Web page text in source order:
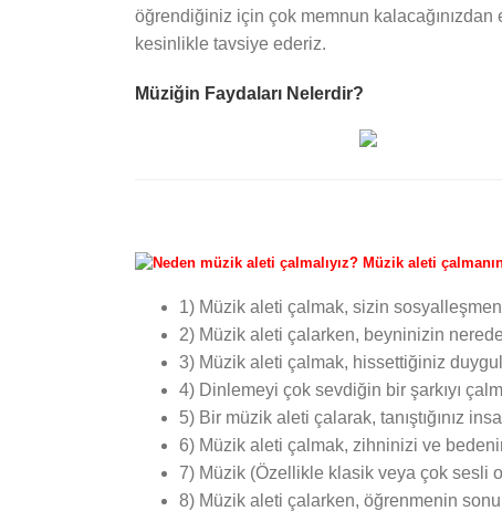
öğrendiğiniz için çok memnun kalacağınızdan
kesinlikle tavsiye ederiz.
Müziğin Faydaları Nelerdir?
1) Müzik aleti çalmak, sizin
2) Müzik aleti çalarken, beyninizin
3) Müzik aleti çalmak, hissettiğiniz
4) Dinlemeyi çok sevdiğin bir şarkıyı
5) Bir müzik aleti çalarak, tanıştığınız
6) Müzik aleti çalmak, zihninizi ve
7) Müzik (Özellikle klasik veya çok sesli
8) Müzik aleti çalarken, öğrenmenin